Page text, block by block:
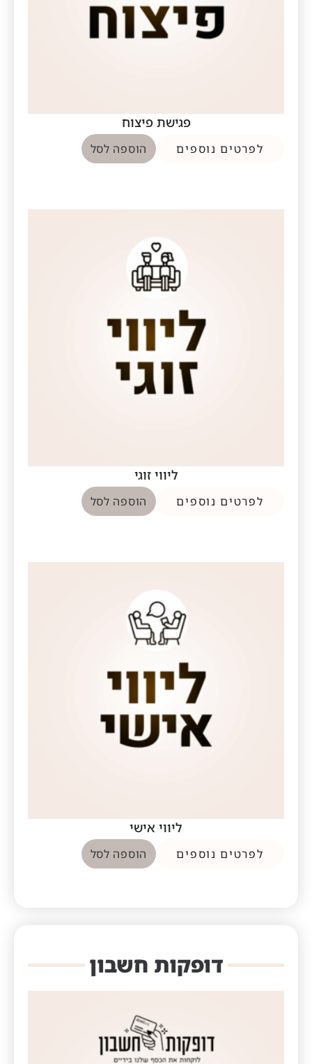
פגישת פיצוח
לפרטים נוספים הוספה לסל
ליווי זוגי
לפרטים נוספים הוספה לסל
ליווי אישי
לפרטים נוספים הוספה לסל
דופקות חשבון